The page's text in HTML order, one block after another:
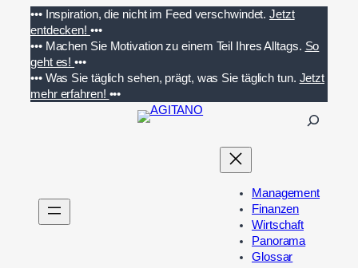
Inhalt
springen
••• Inspiration, die nicht im Feed verschwindet. Jetzt
entdecken! •••
••• Machen Sie Motivation zu einem Teil Ihres Alltags. So
geht es!•••
••• Was Sie täglich sehen, prägt, was Sie täglich tun. Jetzt
mehr erfahren! •••
n
Management
Finanzen
Wirtschaft
Panorama
Glossar